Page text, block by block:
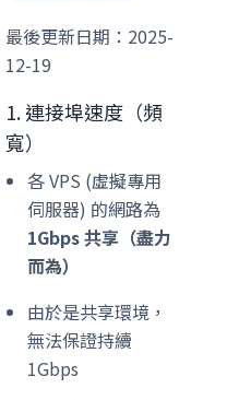
最後更新日期：2025-
12-19
1. 連接埠速度（頻
寬）
各 VPS (虛擬專用
伺服器) 的網路為
1Gbps 共享（盡力
而為）
由於是共享環境，
無法保證持續
1Gbps